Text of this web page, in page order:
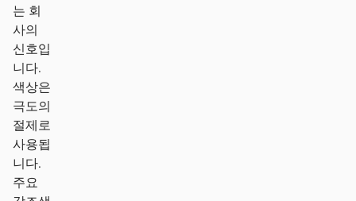
는 회
사의
신호입
니다.
색상은
극도의
절제로
사용됩
니다.
주요